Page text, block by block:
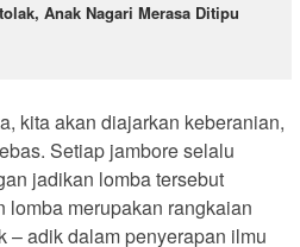
Anak Nagari Merasa Ditipu
kita akan diajarkan keberanian,
Setiap jambore selalu
jadikan lomba tersebut
merupakan rangkaian
– adik dalam penyerapan ilmu